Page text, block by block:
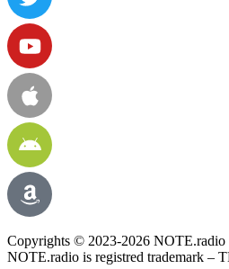
Copyrights © 2023-2026
NOTE.radio is registred trademark –